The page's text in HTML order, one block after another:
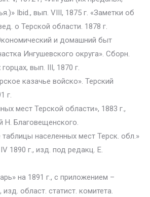
Ibid., вып. VIII, 1875 г. «Заметки об
о Терской области. 1878 г.
и домашний быт
Ингушевского округа». Сборн.
вып. III, 1870 г.
казачье войско». Терский
г.
мест Терской области», 1883 г.,
Н. Благовещенского.
таблицы населенных мест Терск. обл.»
1890 г., изд. под редакц. Е.
на 1891 г., с приложением –
изд. област. статист. комитета.